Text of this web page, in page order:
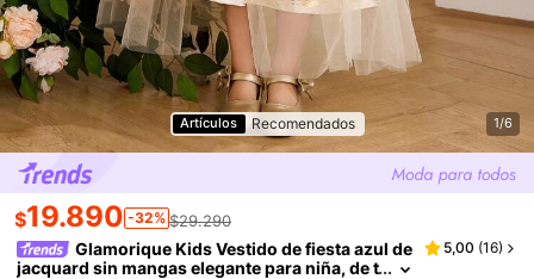
Artículos Recomendados 1/6
$19.890 -32% $29.290
Glamorique Kids Vestido de fiesta azul de
jacquard sin mangas elegante para niña, de t
5,00 (16)